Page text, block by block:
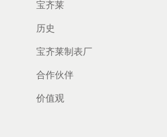
宝齐莱
历史
宝齐莱制表厂
合作伙伴
价值观